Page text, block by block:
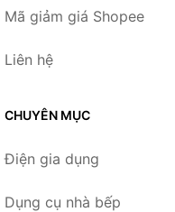
Mã giảm giá Shopee
Liên hệ
CHUYÊN MỤC
Điện gia dụng
Dụng cụ nhà bếp